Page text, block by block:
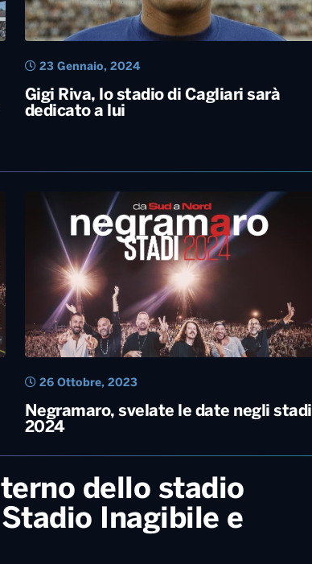
Gigi Riva, lo stadio di Cagliari sarà
dedicato a lui
23 Gennaio, 2024
Negramaro, svelate le date negli stadi
2024
26 Ottobre, 2023
dello stadio
Inagibile e